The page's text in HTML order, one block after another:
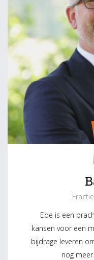
Ede is een
kansen voor een
bijdrage leveren
nog